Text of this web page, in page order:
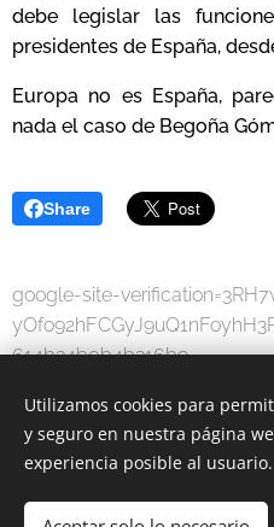
debe legislar las
presidentes de España,
Europa no es España,
nada el caso de Begoña
Share
google-site-
614b34b0b4b316b9
Utilizamos cookies para
y seguro en nuestra página
experiencia posible al usuario.